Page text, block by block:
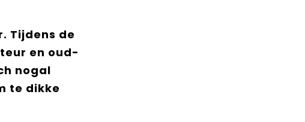
Tijdens de
en oud-
nogal
te dikke